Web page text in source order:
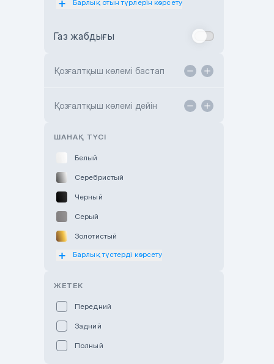
Toyota Astana
TANK Motors Karaganda
Барлық отын түрлерін көрсету
Газ жабдығы
Қозғалтқыш көлемі бастап
Қозғалтқыш көлемі дейін
ШАНАҚ ТҮСІ
Белый
Серебристый
Черный
Серый
Золотистый
Оранжевый
Барлық түстерді көрсету
ЖЕТЕК
Передний
Задний
Полный